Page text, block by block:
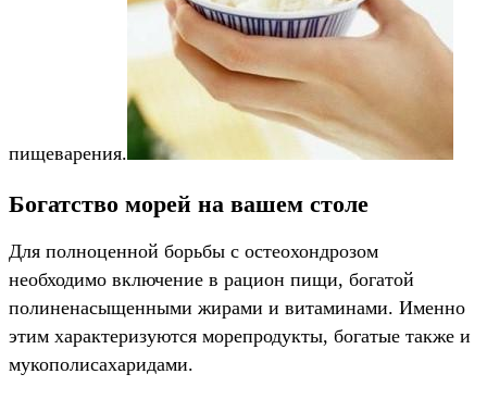
пищеварения.
Богатство морей на вашем столе
Для полноценной борьбы с остеохондрозом
необходимо включение в рацион пищи, богатой
полиненасыщенными жирами и витаминами. Именно
этим характеризуются морепродукты, богатые также и
мукополисахаридами.